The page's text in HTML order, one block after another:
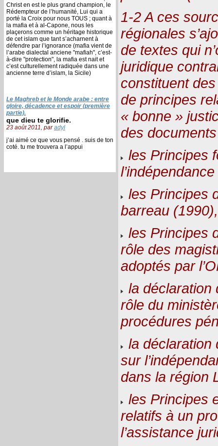
Christ en est le plus grand champion, le
Rédempteur de l’humanité, Lui qui a
porté la Croix pour nous TOUS ; quant à
la mafia et à al-Capone, nous les
plaçerons comme un héritage historique
de cet islam que tant s’acharnent à
défendre par l’ignorance (mafia vient de
l’arabe dialectal anciene "mafiah", c’est-
à-dire "protection", la mafia est nait et
c’est culturellement radiquée dans une
ancienne terre d’islam, la Sicile)
Le Maghreb et le Monde arabe : entre
gloire, décadence et espoir (première
partie).
que dieu te glorifie.
23 août 2011, paradyl
j’ai aimé ce que vous pensé . suis de ton
coté. tu me trouvera a l’appui
1-2 A ces
régionales
de textes qui
juridique
constituent
de principes
« bonne »
des
les Principes
les Principes
barreau (1990),
les Principes
rôle des
adoptés par
la déclaration
rôle du
procédures
la déclaration
sur
dans la région
les Principes
relatifs à un
l’assistance